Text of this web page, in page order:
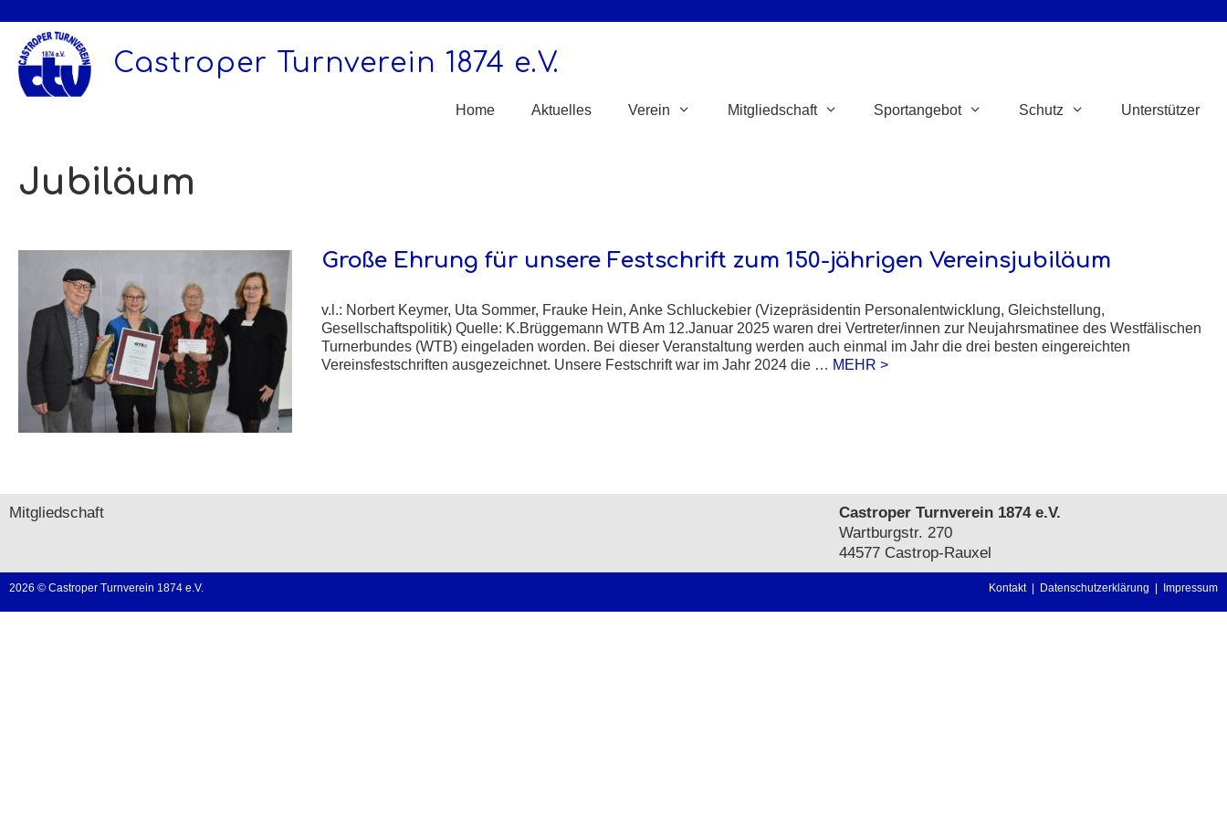
Inhalt
springen
Castroper Turnverein 1874 e.V.
Home Aktuelles Verein Mitgliedschaft Sportangebot Schutz Unterstützer
Jubiläum
Große Ehrung für unsere Festschrift zum 150-jährigen Vereinsjubiläum
v.l.: Norbert Keymer, Uta Sommer, Frauke Hein, Anke Schluckebier (Vizepräsidentin Personalentwicklung, Gleichstellung,
Gesellschaftspolitik) Quelle: K.Brüggemann WTB Am 12.Januar 2025 waren drei Vertreter/innen zur Neujahrsmatinee des Westfälischen
Turnerbundes (WTB) eingeladen worden. Bei dieser Veranstaltung werden auch einmal im Jahr die drei besten eingereichten
Vereinsfestschriften ausgezeichnet. Unsere Festschrift war im Jahr 2024 die … MEHR >
Mitgliedschaft
Castroper Turnverein 1874 e.V.
Wartburgstr. 270
44577 Castrop-Rauxel
Kontakt| Datenschutzerklärung | Impressum
2026 © Castroper Turnverein 1874 e.V.